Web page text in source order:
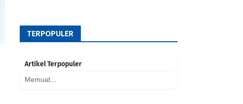
TERPOPULER
Artikel Terpopuler
Memuat...